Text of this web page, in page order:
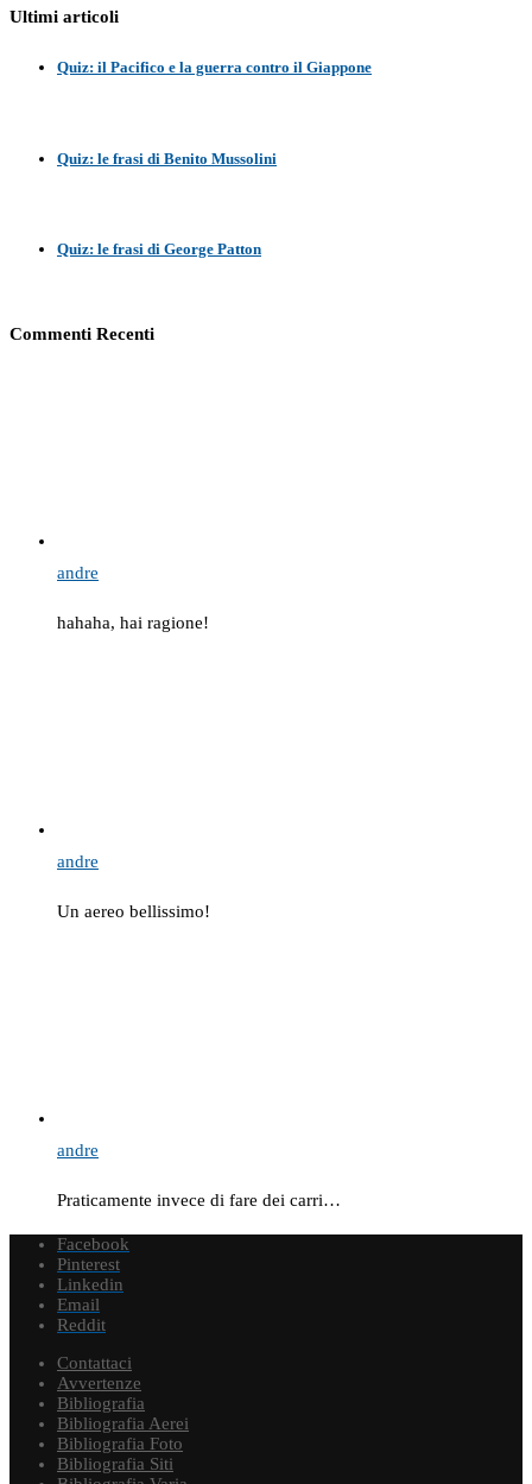
Ultimi articoli
Quiz: il Pacifico e la guerra contro il Giappone
Quiz: le frasi di Benito Mussolini
Quiz: le frasi di George Patton
Commenti Recenti
andre
hahaha, hai ragione!
andre
Un aereo bellissimo!
andre
Praticamente invece di fare dei carri…
Facebook
Pinterest
Linkedin
Email
Reddit
Contattaci
Avvertenze
Bibliografia
Bibliografia Aerei
Bibliografia Foto
Bibliografia Siti